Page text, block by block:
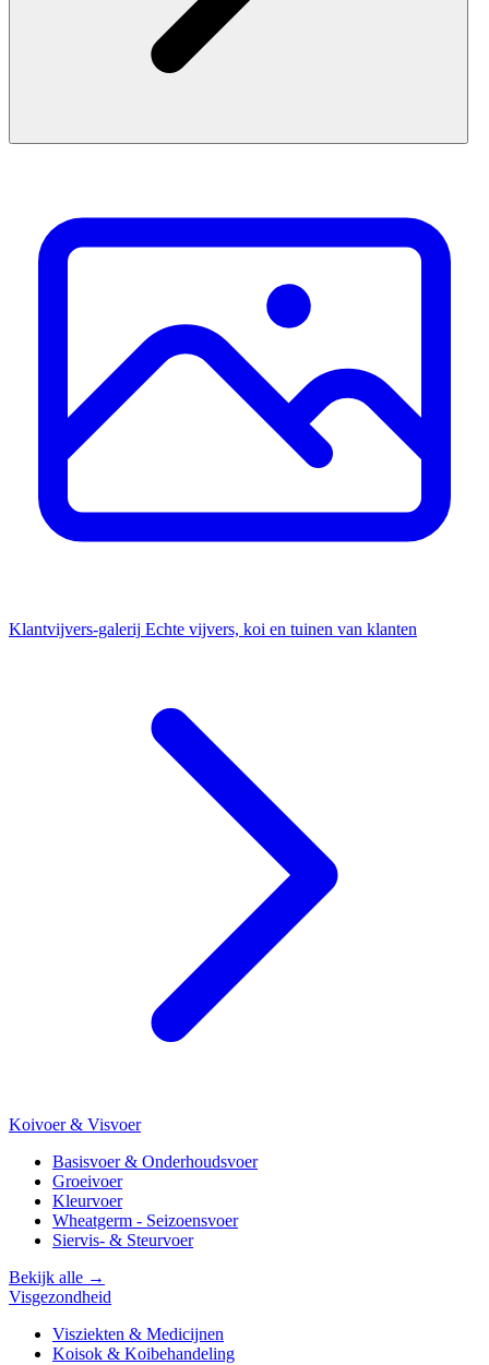
Klantvijvers-galerij Echte vijvers, koi en tuinen van klanten
Koivoer & Visvoer
Basisvoer & Onderhoudsvoer
Groeivoer
Kleurvoer
Wheatgerm - Seizoensvoer
Siervis- & Steurvoer
Bekijk alle →
Visgezondheid
Visziekten & Medicijnen
Koisok & Koibehandeling